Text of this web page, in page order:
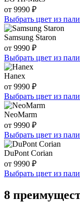
от 9990 ₽
Выбрать цвет из
Samsung Staron
от 9990 ₽
Выбрать цвет из
Hanex
от 9990 ₽
Выбрать цвет из
NeoMarm
от 9990 ₽
Выбрать цвет из
DuPont Corian
от 9990 ₽
Выбрать цвет из
8